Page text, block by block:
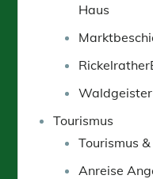
Haus
Waldgeister
Tourismus
Tourismus
Anreise